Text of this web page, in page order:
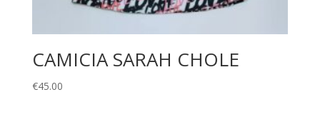
CAMICIA SARAH CHOLE
€45.00